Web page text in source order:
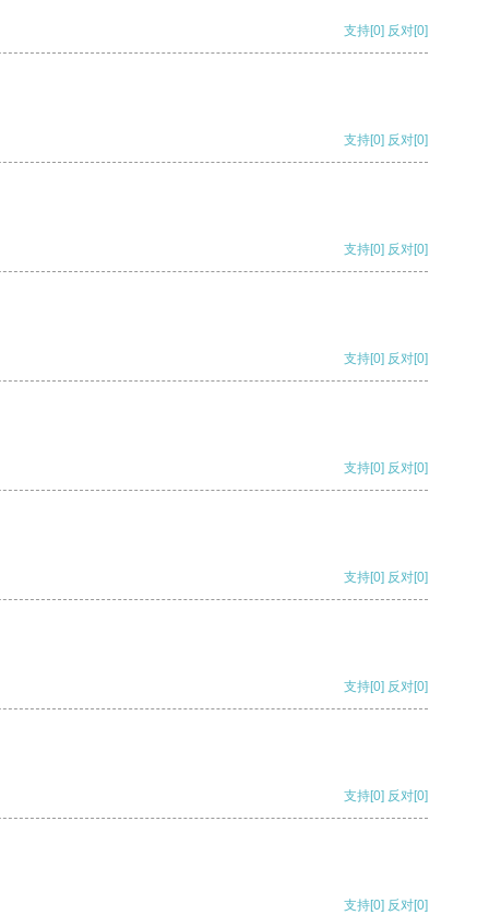
支持[0] 反对[0]
支持[0] 反对[0]
支持[0] 反对[0]
支持[0] 反对[0]
支持[0] 反对[0]
支持[0] 反对[0]
支持[0] 反对[0]
支持[0] 反对[0]
支持[0] 反对[0]